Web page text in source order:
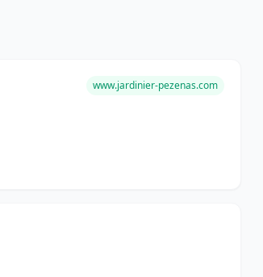
www.jardinier-pezenas.com